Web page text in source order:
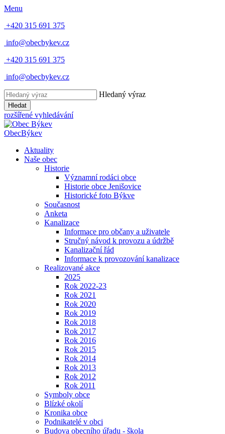
Menu
+420 315 691 375
info@obecbykev.cz
+420 315 691 375
info@obecbykev.cz
Hledaný výraz
Hledat
rozšířené vyhledávání
ObecBýkev
Aktuality
Naše obec
Historie
Významní rodáci obce
Historie obce Jenišovice
Historické foto Býkve
Současnost
Anketa
Kanalizace
Informace pro občany a uživatele
Stručný návod k provozu a údržbě
Kanalizační řád
Informace k provozování kanalizace
Realizované akce
2025
Rok 2022-23
Rok 2021
Rok 2020
Rok 2019
Rok 2018
Rok 2017
Rok 2016
Rok 2015
Rok 2014
Rok 2013
Rok 2012
Rok 2011
Symboly obce
Blízké okolí
Kronika obce
Podnikatelé v obci
Budova obecního úřadu - škola